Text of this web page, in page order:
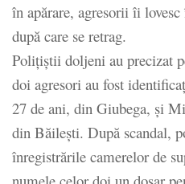
în apărare, agresorii îi
după care se retrag.
Poliţiştii doljeni au precizat
doi agresori au fost
27 de ani, din Giubega, şi
din Băileşti. După scandal,
înregistrările camerelor de
numele celor doi un dosar